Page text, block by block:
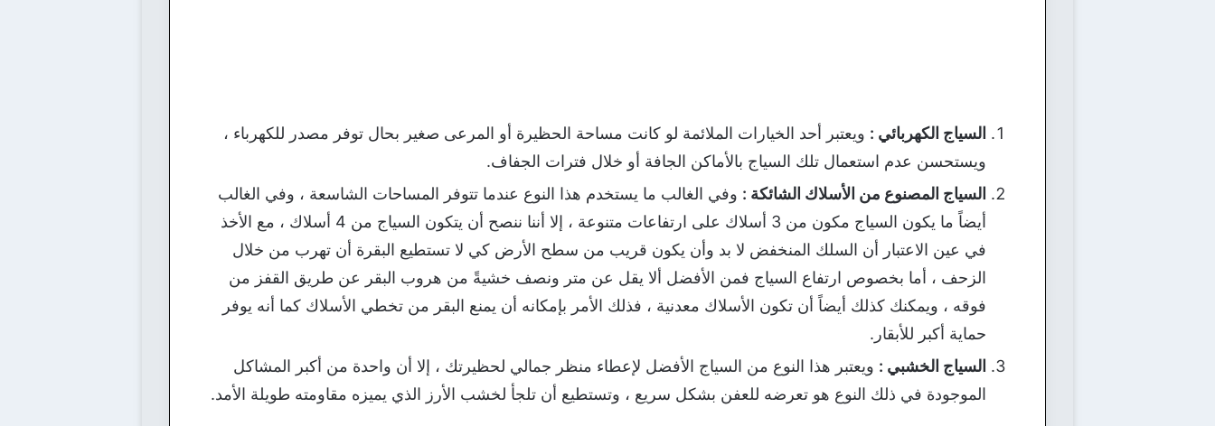
السياج الكهربائي : ويعتبر أحد الخيارات الملائمة لو كانت مساحة الحظيرة أو المرعى صغير بحال توفر مصدر للكهرباء ،
ويستحسن عدم استعمال تلك السياج بالأماكن الجافة أو خلال فترات الجفاف.
السياج المصنوع من الأسلاك الشائكة : وفي الغالب ما يستخدم هذا النوع عندما تتوفر المساحات الشاسعة ، وفي الغالب
أيضاً ما يكون السياج مكون من 3 أسلاك على ارتفاعات متنوعة ، إلا أننا ننصح أن يتكون السياج من 4 أسلاك ، مع الأخذ
في عين الاعتبار أن السلك المنخفض لا بد وأن يكون قريب من سطح الأرض كي لا تستطيع البقرة أن تهرب من خلال
الزحف ، أما بخصوص ارتفاع السياج فمن الأفضل ألا يقل عن متر ونصف خشيةً من هروب البقر عن طريق القفز من
فوقه ، ويمكنك كذلك أيضاً أن تكون الأسلاك معدنية ، فذلك الأمر بإمكانه أن يمنع البقر من تخطي الأسلاك كما أنه يوفر
حماية أكبر للأبقار.
السياج الخشبي : ويعتبر هذا النوع من السياج الأفضل لإعطاء منظر جمالي لحظيرتك ، إلا أن واحدة من أكبر المشاكل
الموجودة في ذلك النوع هو تعرضه للعفن بشكل سريع ، وتستطيع أن تلجأ لخشب الأرز الذي يميزه مقاومته طويلة الأمد.